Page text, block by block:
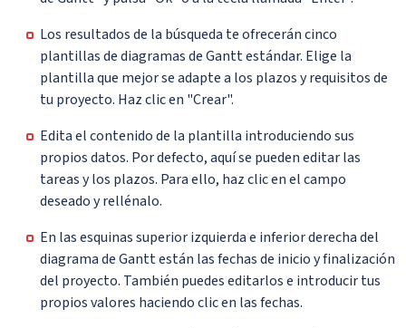
Los resultados de la búsqueda te ofrecerán cinco
plantillas de diagramas de Gantt estándar. Elige la
plantilla que mejor se adapte a los plazos y requisitos de
tu proyecto. Haz clic en "Crear".
Edita el contenido de la plantilla introduciendo sus
propios datos. Por defecto, aquí se pueden editar las
tareas y los plazos. Para ello, haz clic en el campo
deseado y rellénalo.
En las esquinas superior izquierda e inferior derecha del
diagrama de Gantt están las fechas de inicio y finalización
del proyecto. También puedes editarlos e introducir tus
propios valores haciendo clic en las fechas.